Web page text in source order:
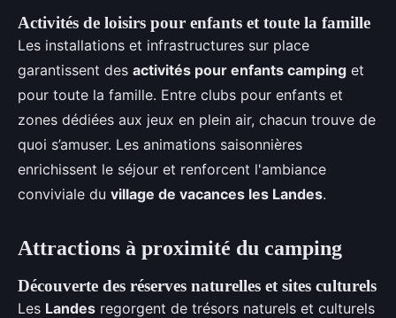
Activités de loisirs pour enfants et toute la famille
Les installations et infrastructures sur place
garantissent des activités pour enfants camping et
pour toute la famille. Entre clubs pour enfants et
zones dédiées aux jeux en plein air, chacun trouve de
quoi s’amuser. Les animations saisonnières
enrichissent le séjour et renforcent l'ambiance
conviviale du village de vacances les Landes.
Attractions à proximité du camping
Découverte des réserves naturelles et sites culturels
Les Landes regorgent de trésors naturels et culturels